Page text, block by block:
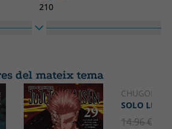
210
Idioma
Ample
130
del mateix tema
CHUGONG
SOLO
14.96 €